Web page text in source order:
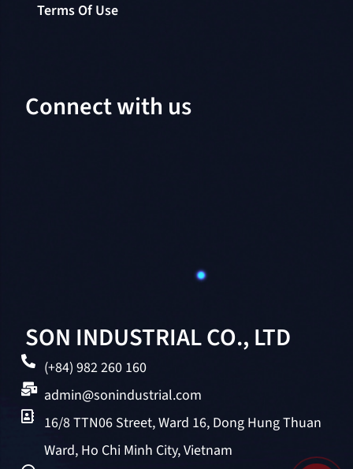
SON INDUSTRIAL CO., LTD
(+84) 982 260 160
admin@sonindustrial.com
16/8 TTN06 Street, Ward 16, Dong Hung Thuan
Ward, Ho Chi Minh City, Vietnam
Terms Of Use
Connect with us